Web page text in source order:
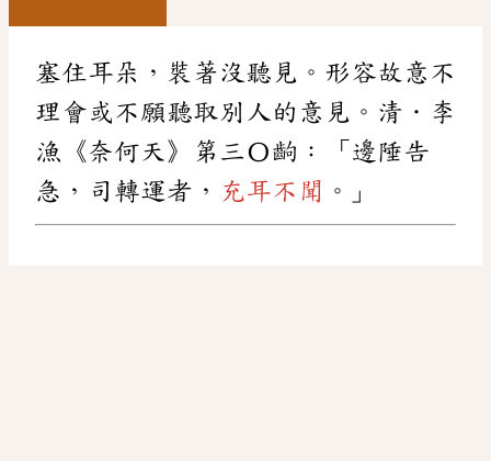
塞住耳朵，裝著沒聽見。形容故意不
理會或不願聽取別人的意見。清．李
漁《奈何天》第三〇齣：「邊陲告
急，司轉運者， 充耳不聞 。」